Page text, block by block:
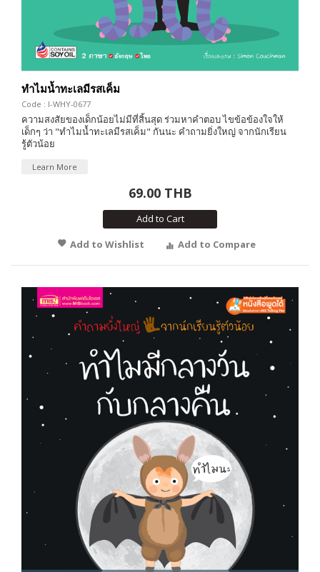
ทำไมน้ำทะเลมีรสเค็ม
Code : I-WHY-0677
ความสงสัยของเด็กน้อยไม่มีที่สิ้นสุด ร่วมหาคำตอบ ไขข้อข้องใจให้
เด็กๆ ว่า "ทำไมน้ำทะเลมีรสเค็ม" กันนะ คำถามยิ่งใหญ่ จากนักเรียน
รู้ตัวน้อย
Learn More
69.00 THB
Add to Cart
Add to Wishlist
Add to Compare